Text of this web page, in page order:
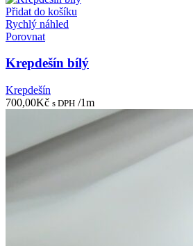
Přidat do košíku
Rychlý náhled
Porovnat
Krepdešín bílý
Krepdešín
700,00Kč s DPH /1m